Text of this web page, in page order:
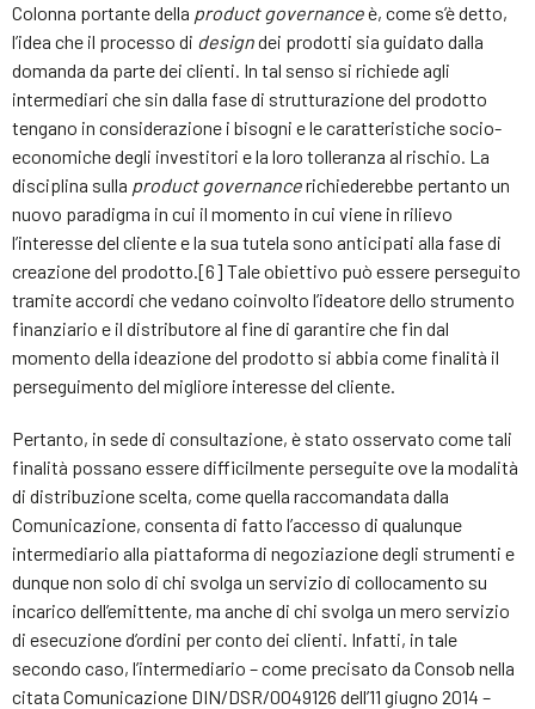
Colonna portante della product governanceè, come s’è detto,
l’idea che il processo di designdei prodotti sia guidato dalla
domanda da parte dei clienti. In tal senso si richiede agli
intermediari che sin dalla fase di strutturazione del prodotto
tengano in considerazione i bisogni e le caratteristiche socio-
economiche degli investitori e la loro tolleranza al rischio. La
disciplina sulla product governancerichiederebbe pertanto un
nuovo paradigma in cui il momento in cui viene in rilievo
l’interesse del cliente e la sua tutela sono anticipati alla fase di
creazione del prodotto.[6] Tale obiettivo può essere perseguito
tramite accordi che vedano coinvolto l’ideatore dello strumento
finanziario e il distributore al fine di garantire che fin dal
momento della ideazione del prodotto si abbia come finalità il
perseguimento del migliore interesse del cliente.
Pertanto, in sede di consultazione, è stato osservato come tali
finalità possano essere difficilmente perseguite ove la modalità
di distribuzione scelta, come quella raccomandata dalla
Comunicazione, consenta di fatto l’accesso di qualunque
intermediario alla piattaforma di negoziazione degli strumenti e
dunque non solo di chi svolga un servizio di collocamento su
incarico dell’emittente, ma anche di chi svolga un mero servizio
di esecuzione d’ordini per conto dei clienti. Infatti, in tale
secondo caso, l’intermediario – come precisato da Consob nella
citata Comunicazione DIN/DSR/0049126 dell’11 giugno 2014 –